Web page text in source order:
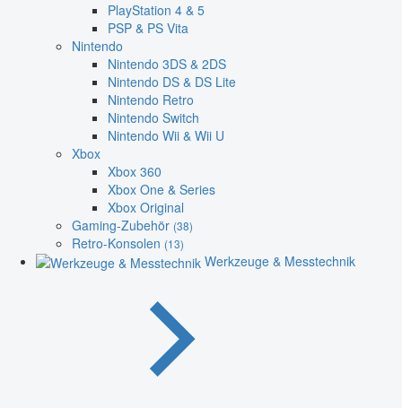
PlayStation 4 & 5
PSP & PS Vita
Nintendo
Nintendo 3DS & 2DS
Nintendo DS & DS Lite
Nintendo Retro
Nintendo Switch
Nintendo Wii & Wii U
Xbox
Xbox 360
Xbox One & Series
Xbox Original
Gaming-Zubehör (38)
Retro-Konsolen (13)
Werkzeuge & Messtechnik